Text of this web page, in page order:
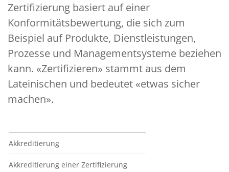
Zertifizierung basiert auf einer
Konformitätsbewertung, die sich zum
Beispiel auf Produkte, Dienstleistungen,
Prozesse und Managementsysteme beziehen
kann. «Zertifizieren» stammt aus dem
Lateinischen und bedeutet «etwas sicher
machen».
Navigation Glossar
Akkreditierung
Akkreditierung einer Zertifizierung